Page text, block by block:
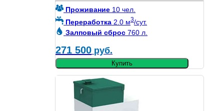
Проживание 10 чел.
Переработка 2.0 м3/сут.
Залповый сброс 760 л.
271 500 руб.
Купить